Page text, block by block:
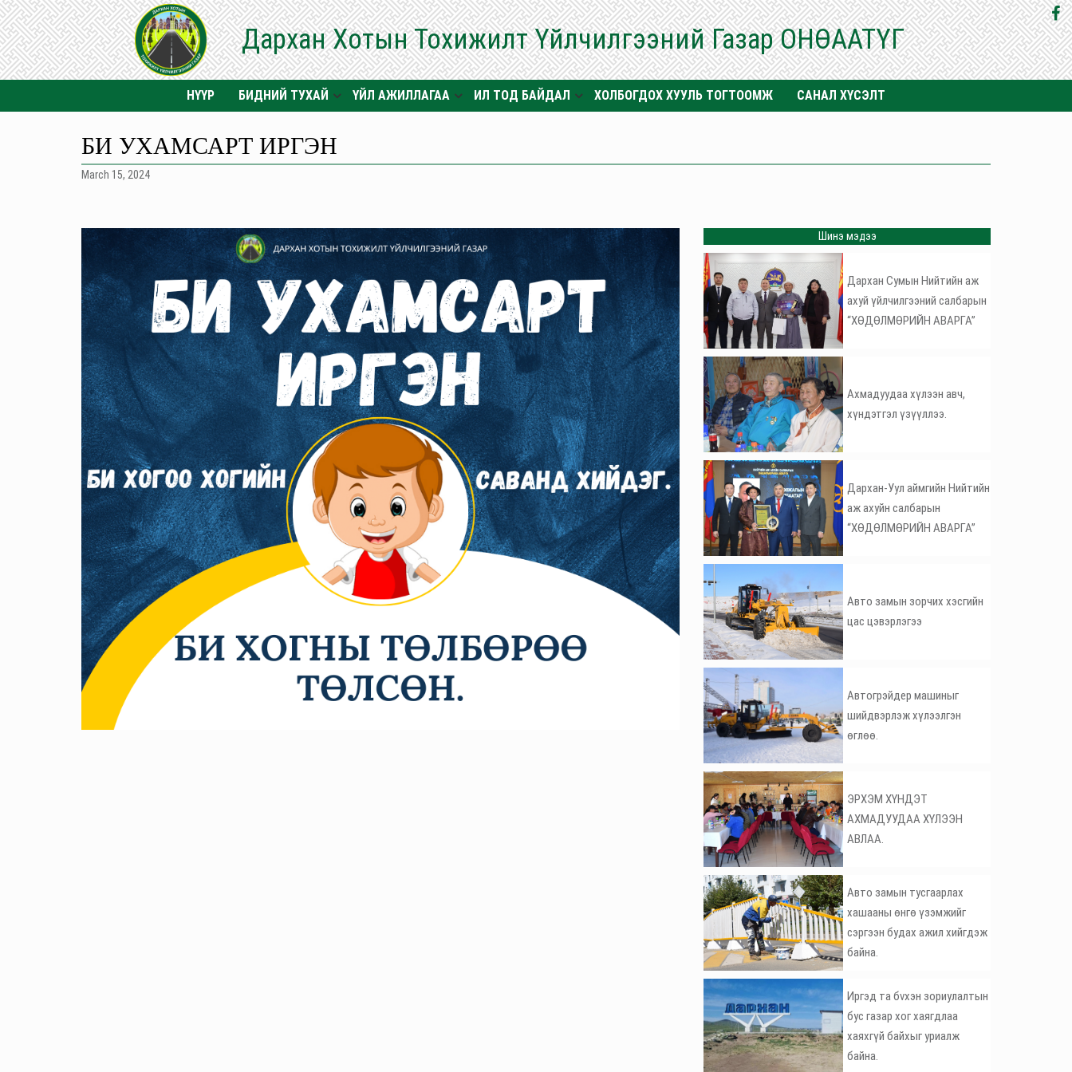
Дархан Хотын Тохижилт Үйлчилгээний Газар ОНӨААТҮГ
НҮҮР БИДНИЙ ТУХАЙ ҮЙЛ АЖИЛЛАГАА ИЛ ТОД БАЙДАЛ ХОЛБОГДОХ ХУУЛЬ ТОГТООМЖ САНАЛ ХҮСЭЛТ
БИ УХАМСАРТ ИРГЭН
March 15, 2024
Шинэ мэдээ
Дархан Сумын Нийтийн аж
ахуй үйлчилгээний салбарын
“ХӨДӨЛМӨРИЙН АВАРГА”
Ахмадуудаа хүлээн авч,
хүндэтгэл үзүүллээ.
Дархан-Уул аймгийн Нийтийн
аж ахуйн салбарын
“ХӨДӨЛМӨРИЙН АВАРГА”
Авто замын зорчих хэсгийн
цас цэвэрлэгээ
Автогрэйдер машиныг
шийдвэрлэж хүлээлгэн
өглөө.
ЭРХЭМ ХҮНДЭТ
АХМАДУУДАА ХҮЛЭЭН
АВЛАА.
Авто замын тусгаарлах
хашааны өнгө үзэмжийг
сэргээн будах ажил хийгдэж
байна.
Иргэд та бvхэн зориулалтын
бус газар хог хаягдлаа
хаяхгүй байхыг уриалж
байна.